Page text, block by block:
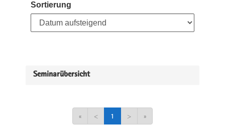
Sortierung
Seminarübersicht
« < 1 > »